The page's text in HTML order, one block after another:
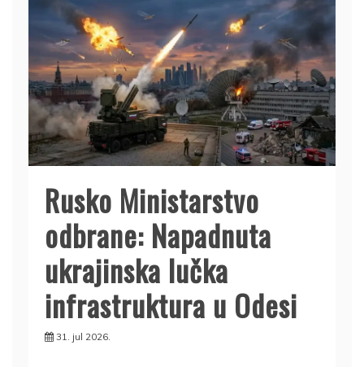
Rusko Ministarstvo
odbrane: Napadnuta
ukrajinska lučka
infrastruktura u Odesi
31. jul 2026.